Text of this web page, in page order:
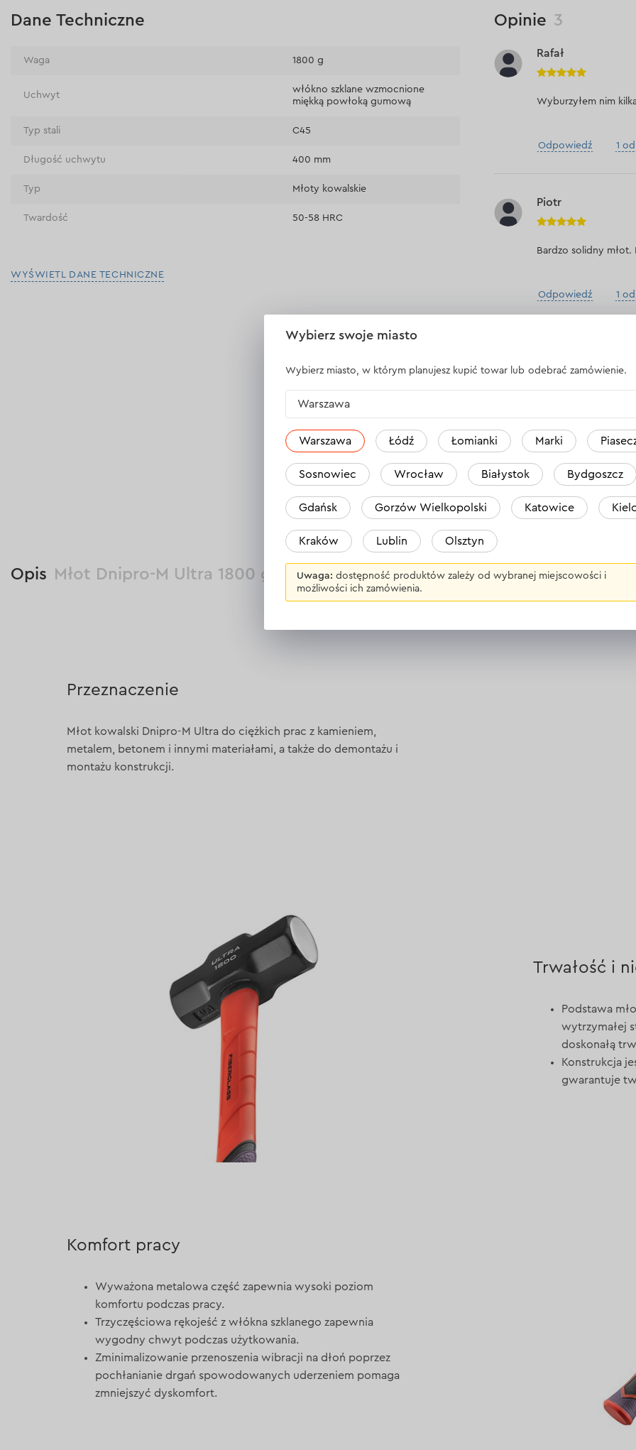
Dane Techniczne
Waga 1800 g
Uchwyt
włókno szklane wzmocnione
miękką powłoką gumową
Typ stali C45
Długość uchwytu 400 mm
Typ Młoty kowalskie
Twardość 50-58 HRC
WYŚWIETL DANE TECHNICZNE
Opinie 3
Rafał
Wyburzyłem nim
Odpowiedź 1
Piotr
Bardzo solidny
Odpowiedź 1
Odpowiedź 1
WSZYSTKIE OPINIE
Opis Młot Dnipro-M Ultra 1800 g
Przeznaczenie
Młot kowalski Dnipro-M Ultra do ciężkich prac z kamieniem,
metalem, betonem i innymi materiałami, a także do demontażu i
montażu konstrukcji.
Trwałość i
Podstawa
wytrzymałej
doskonałą
Konstrukcja
gwarantuje
Komfort pracy
Wyważona metalowa część zapewnia wysoki poziom
komfortu podczas pracy.
Trzyczęściowa rękojeść z włókna szklanego zapewnia
wygodny chwyt podczas użytkowania.
Zminimalizowanie przenoszenia wibracji na dłoń poprzez
pochłanianie drgań spowodowanych uderzeniem pomaga
zmniejszyć dyskomfort.
Wybierz swoje miasto
Wybierz miasto, w którym planujesz kupić towar lub odebrać zamówienie.
Warszawa
Warszawa Łódź Łomianki Marki
Sosnowiec Wrocław Białystok Bydgoszcz
Gdańsk Gorzów Wielkopolski Katowice
Kraków Lublin Olsztyn
Uwaga: dostępność produktów zależy od wybranej miejscowości i
możliwości ich zamówienia.